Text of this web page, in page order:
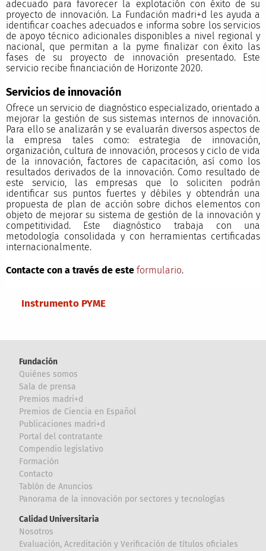
Main menu
Instrumento PYME
adecuado para favorecer la explotación con éxito de su
proyecto de innovación. La Fundación madri+d les ayuda a
identificar coaches adecuados e informa sobre los servicios
de apoyo técnico adicionales disponibles a nivel regional y
nacional, que permitan a la pyme finalizar con éxito las
fases de su proyecto de innovación presentado. Este
servicio recibe financiación de Horizonte 2020.
Servicios de innovación
Ofrece un servicio de diagnóstico especializado, orientado a
mejorar la gestión de sus sistemas internos de innovación.
Para ello se analizarán y se evaluarán diversos aspectos de
la empresa tales como: estrategia de innovación,
organización, cultura de innovación, procesos y ciclo de vida
de la innovación, factores de capacitación, así como los
resultados derivados de la innovación. Como resultado de
este servicio, las empresas que lo soliciten podrán
identificar sus puntos fuertes y débiles y obtendrán una
propuesta de plan de acción sobre dichos elementos con
objeto de mejorar su sistema de gestión de la innovación y
competitividad. Este diagnóstico trabaja con una
metodología consolidada y con herramientas certificadas
internacionalmente.
Contacte con a través de este formulario.
Fundación
Quiénes somos
Sala de prensa
Premios madri+d
Premios de Ciencia en Español
Publicaciones madri+d
Portal del contratante
Compendio legislativo
Formación
Contacto
Tablón de Anuncios
Panorama de la innovación por sectores y tecnologías
Calidad Universitaria
Nosotros
Evaluación, Acreditación y Verificación de títulos oficiales